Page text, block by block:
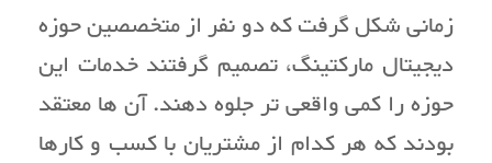
زمانی شکل گرفت که دو نفر از متخصصین حوزه
دیجیتال مارکتینگ، تصمیم گرفتند خدمات این
حوزه را کمی واقعی تر جلوه دهند. آن ها معتقد
بودند که هر کدام از مشتریان با کسب و کارها